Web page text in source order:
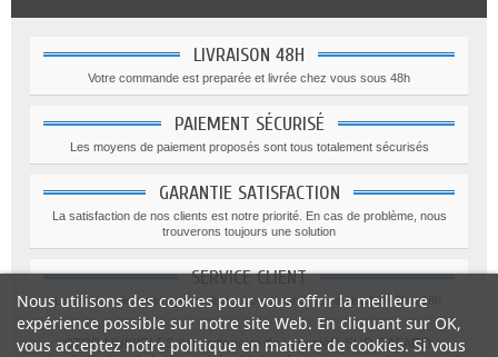
LIVRAISON 48H
Votre commande est preparée et livrée chez vous sous 48h
PAIEMENT SÉCURISÉ
Les moyens de paiement proposés sont tous totalement sécurisés
GARANTIE SATISFACTION
La satisfaction de nos clients est notre priorité. En cas de problème, nous
trouverons toujours une solution
SERVICE CLIENT
Le service client est a votre disposition du lundi au vendredi de 9h à 18h.
STOP-NUISIBLES est partenaire de la société SUD CAFARD,
Nous utilisons des cookies pour vous offrir la meilleure
expérience possible sur notre site Web. En cliquant sur OK,
vous acceptez notre politique en matière de cookies. Si vous